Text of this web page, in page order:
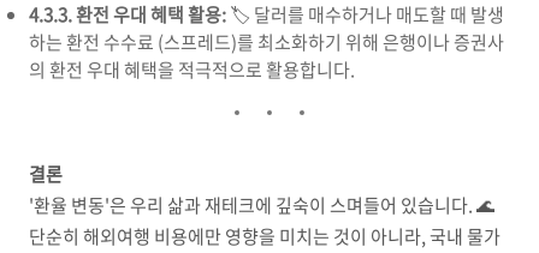
4.3.3. 환전 우대 혜택 활용:🏷️ 달러를 매수하거나 매도할 때 발생
하는 환전 수수료 (스프레드)를 최소화하기 위해 은행이나 증권사
의 환전 우대 혜택을 적극적으로 활용합니다.
결론
'환율 변동'은 우리 삶과 재테크에 깊숙이 스며들어 있습니다. 🌊
단순히 해외여행 비용에만 영향을 미치는 것이 아니라, 국내 물가